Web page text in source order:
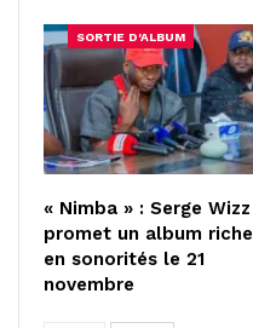
SORTIE D'ALBUM
« Nimba » : Serge Wizz
promet un album riche
en sonorités le 21
novembre